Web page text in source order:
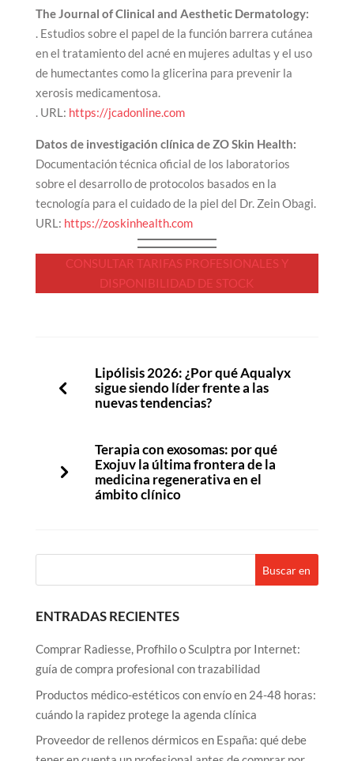
The Journal of Clinical and Aesthetic Dermatology:
. Estudios sobre el papel de la función barrera cutánea
en el tratamiento del acné en mujeres adultas y el uso
de humectantes como la glicerina para prevenir la
xerosis medicamentosa.
. URL: https://jcadonline.com
Datos de investigación clínica de ZO Skin Health:
Documentación técnica oficial de los laboratorios
sobre el desarrollo de protocolos basados en la
tecnología para el cuidado de la piel del Dr. Zein Obagi.
URL: https://zoskinhealth.com
CONSULTAR TARIFAS PROFESIONALES Y
DISPONIBILIDAD DE STOCK
Lipólisis 2026: ¿Por qué Aqualyx
sigue siendo líder frente a las
nuevas tendencias?
Terapia con exosomas: por qué
Exojuv la última frontera de la
medicina regenerativa en el
ámbito clínico
ENTRADAS RECIENTES
Comprar Radiesse, Profhilo o Sculptra por Internet:
guía de compra profesional con trazabilidad
Productos médico-estéticos con envío en 24-48 horas:
cuándo la rapidez protege la agenda clínica
Proveedor de rellenos dérmicos en España: qué debe